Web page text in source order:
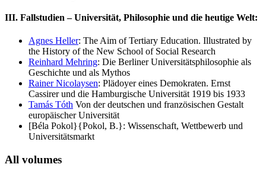
III. Fallstudien – Universität, Philosophie und die heutige Welt:
Agnes Heller: The Aim of Tertiary Education. Illustrated by
the History of the New School of Social Research
Reinhard Mehring: Die Berliner Universitätsphilosophie als
Geschichte und als Mythos
Rainer Nicolaysen: Plädoyer eines Demokraten. Ernst
Cassirer und die Hamburgische Universität 1919 bis 1933
Tamás Tóth Von der deutschen und französischen Gestalt
europäischer Universität
[Béla Pokol}{Pokol, B.}: Wissenschaft, Wettbewerb und
Universitätsmarkt
All volumes